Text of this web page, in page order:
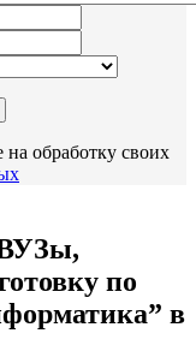
обработку своих
по
в